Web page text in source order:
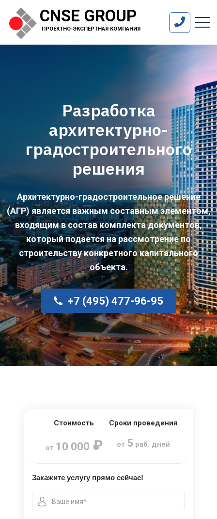
CNSE GROUP
ПРОЕКТНО-ЭКСПЕРТНАЯ КОМПАНИЯ
Разработка
архитектурно-
градостроительного
решения
Архитектурно-градостроительное решение
(АГР) является важным составным элементом,
входящим в состав комплекта документов,
который подается на рассмотрение по
строительству конкретного капитального
объекта.
+7 (495) 477-96-95
Стоимость
от 10 000 ₽
Сроки проведения
от 5 раб. дней
Закажите услугу прямо сейчас!